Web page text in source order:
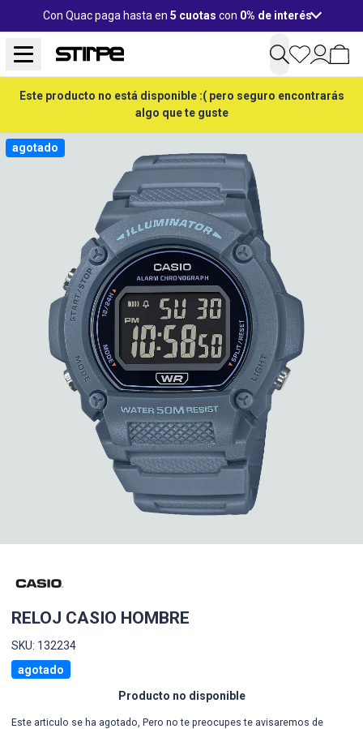
Con Quac paga hasta en 5 cuotas con 0% de interés
Este producto no está disponible :( pero seguro encontrarás
algo que te guste
agotado
RELOJ CASIO HOMBRE
SKU: 132234
agotado
Producto no disponible
Este articulo se ha agotado, Pero no te preocupes te avisaremos de